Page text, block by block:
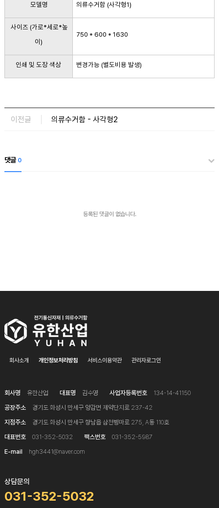
모델명 의류수거함 (사각형1)
사이즈 (가로*세로*높
이)
750 * 600 * 1630
인쇄 및 도장 색상 변경가능 (별도비용 발생)
이전글 의류수거함 - 사각형2
댓글0
등록된 댓글이 없습니다.
회사소개 개인정보처리방침 서비스이용약관 관리자로그인
회사명 유한산업 대표명 김수영 사업자등록번호
134-14-41150
공장주소
경기도 화성시 만세구 양감면 제약단지로 237-42
지점주소
경기도 화성시 만세구 향남읍 삼천병마로 275, A동 110호
대표번호
031-352-5032 팩스번호
031-352-5987
E-mail
hgh3441@naver.com
상담문의
031-352-5032